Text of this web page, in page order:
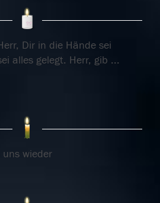
Dir in die Hände sei
alles gelegt. Herr, gib ...
wieder